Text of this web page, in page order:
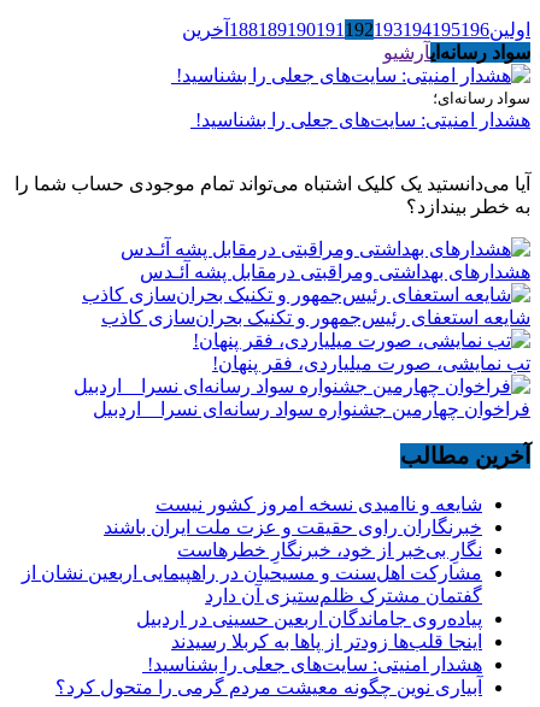
اولین 188189190191 192193194195196
آخرین
سواد رسانه‌ایآرشیو
سواد رسانه‌ای؛
هشدار امنیتی: سایت‌های جعلی را بشناسید!
آیا می‌دانستید یک کلیک اشتباه می‌تواند تمام موجودی حساب شما را
به خطر بیندازد؟
هشدارهاى بهداشتى ومراقبتى درمقابل پشه آئـدس
شایعه استعفای رئیس‌جمهور و تکنیک بحران‌سازی کاذب
تب نمایشی، صورت میلیاردی، فقر پنهان!
فراخوان چهارمین جشنواره سواد رسانه‌ای نسرا _ اردبیل
آخرین مطالب
شایعه و ناامیدی نسخه امروز کشور نیست
خبرنگاران راوی حقیقت و عزت ملت ایران باشند
نگارِ بی‌خبر از خود، خبرنگارِ خطرهاست
مشارکت اهل‌سنت و مسیحیان در راهپیمایی اربعین نشان از
گفتمان مشترک ظلم‌ستیزی آن دارد
پیاده‌روی جاماندگان اربعین حسینی در اردبیل
اینجا قلب‌ها زودتر از پاها به کربلا رسیدند
هشدار امنیتی: سایت‌های جعلی را بشناسید!
آبیاری نوین چگونه معیشت مردم گرمی را متحول کرد؟